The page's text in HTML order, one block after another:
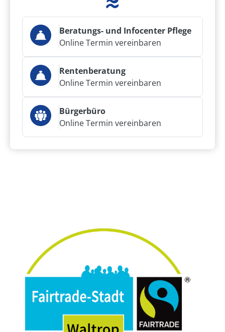
Beratungs- und Infocenter Pflege
Online Termin vereinbaren
Rentenberatung
Online Termin vereinbaren
Bürgerbüro
Online Termin vereinbaren